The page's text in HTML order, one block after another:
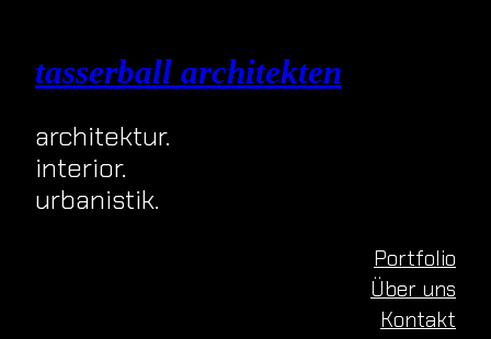
springen
tasserball architekten
architektur.
interior.
urbanistik.
Portfolio
Über uns
Kontakt